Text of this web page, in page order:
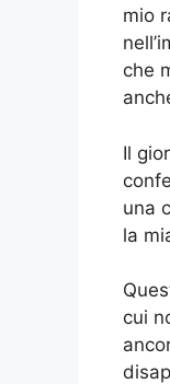
mio
che
Il
una
la
cui